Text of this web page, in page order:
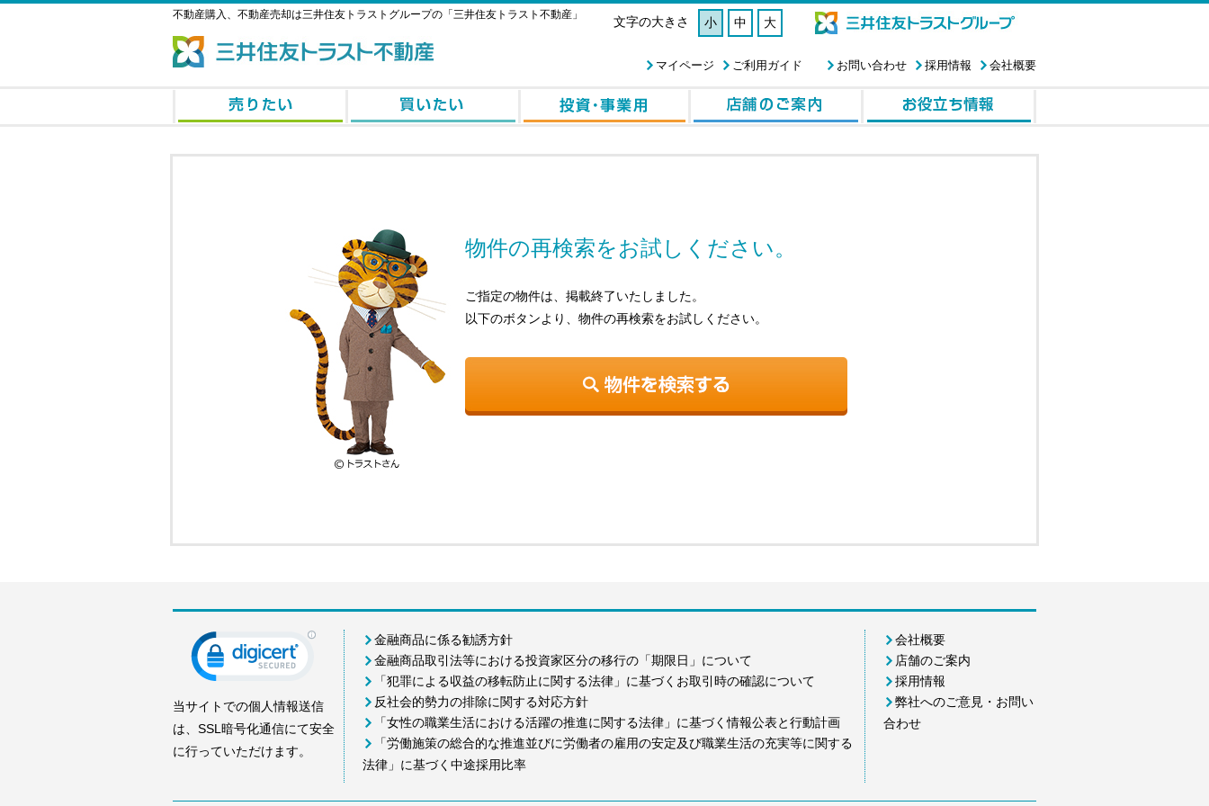
不動産購入、不動産売却は三井住友トラストグループの「三井住友トラスト不動産」 文字の大きさ 小 中 大
会社概要
採用情報
お問い合わせ
ご利用ガイド
マイページ
物件の再検索をお試しください。
ご指定の物件は、掲載終了いたしました。
以下のボタンより、物件の再検索をお試しください。
当サイトでの個人情報送信
は、SSL暗号化通信にて安全
に行っていただけます。
金融商品に係る勧誘方針
金融商品取引法等における投資家区分の移行の「期限日」について
「犯罪による収益の移転防止に関する法律」に基づくお取引時の確認について
反社会的勢力の排除に関する対応方針
「女性の職業生活における活躍の推進に関する法律」に基づく情報公表と行動計画
「労働施策の総合的な推進並びに労働者の雇用の安定及び職業生活の充実等に関する
法律」に基づく中途採用比率
会社概要
店舗のご案内
採用情報
弊社へのご意見・お問い
合わせ